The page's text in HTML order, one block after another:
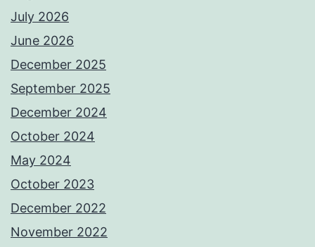
July 2026
June 2026
December 2025
September 2025
December 2024
October 2024
May 2024
October 2023
December 2022
November 2022